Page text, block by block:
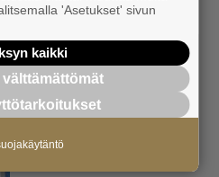
Kuule, miten
'Asetukset' sivun
kaikki